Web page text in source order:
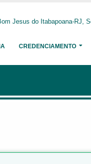
Jesus do Itabapoana-RJ,
CREDENCIAMENTO